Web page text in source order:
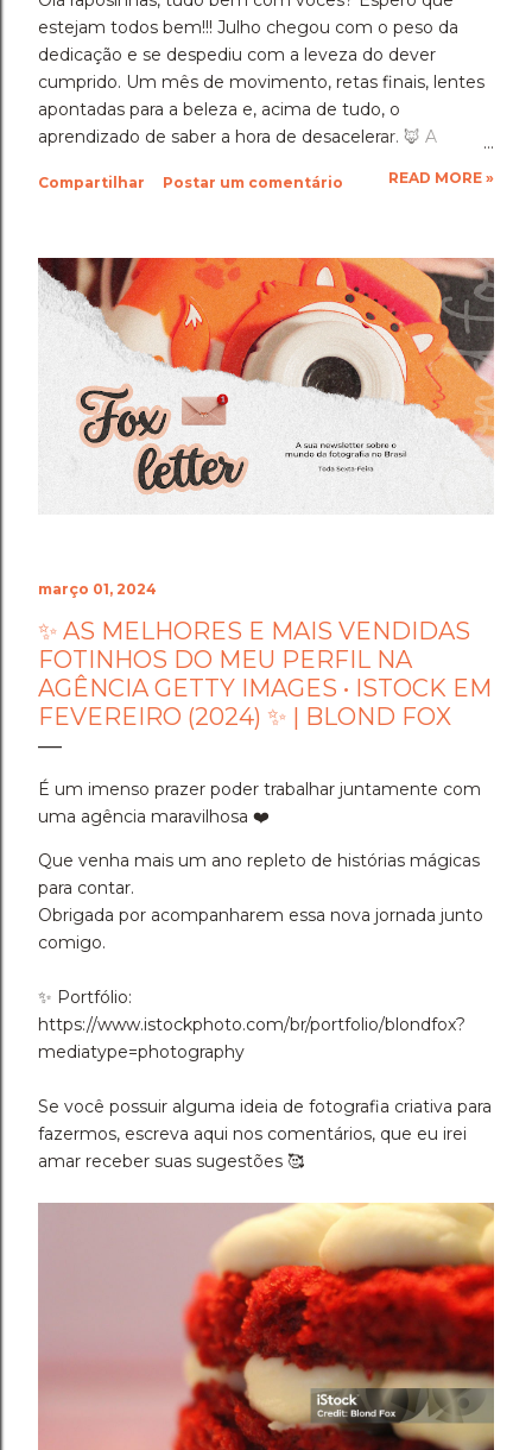
estejam todos bem!!! Julho chegou com o peso da
dedicação e se despediu com a leveza do dever
cumprido. Um mês de movimento, retas finais, lentes
apontadas para a beleza e, acima de tudo, o
aprendizado de saber a hora de desacelerar. ​🦊 A
mês em que a disciplina atingiu o seu ponto mais alto.
importante foi um exercício de resiliência e entrega.
Aprendi que quando a gente se compromete de
verdade com um objetivo, a nossa mente descobre
uma capacidade de sustentação que a gente nem
sabia que tinha. Foi exaustivo, mas foi a prova concreta
da minha própria força. 🦊 A Viagem para Holambra: O
Cenário do Desafio ​Trocar de ar e ir fazer a prova em
Holambra transformou o peso do compromisso em
uma experiência memorável. A cidade das flores, com
sua arquitetura, suas estufas e suas estra...
Compartilhar Postar um comentário READ MORE »
março 01, 2024
✨ AS MELHORES E MAIS VENDIDAS
FOTINHOS DO MEU PERFIL NA
AGÊNCIA GETTY IMAGES • ISTOCK EM
FEVEREIRO (2024) ✨ | BLOND FOX
É um imenso prazer poder trabalhar juntamente com
uma agência maravilhosa ❤️
Que venha mais um ano repleto de histórias mágicas
para contar.
Obrigada por acompanharem essa nova jornada junto
comigo.
✨️ Portfólio:
https://www.istockphoto.com/br/portfolio/blondfox?
mediatype=photography
Se você possuir alguma ideia de fotografia criativa para
fazermos, escreva aqui nos comentários, que eu irei
amar receber suas sugestões 🥰